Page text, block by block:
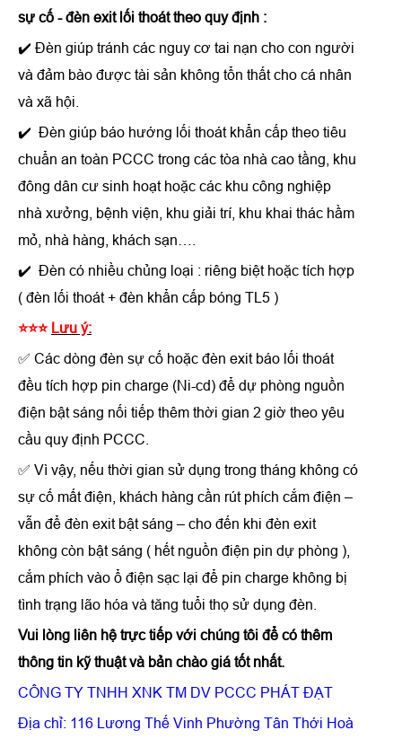
sự cố - đèn exit lối thoát theo quy định :
✔️ Đèn giúp tránh các nguy cơ tai nạn cho con người
và đảm bào được tài sản không tổn thất cho cá nhân
và xã hội.
✔️ Đèn giúp báo hướng lối thoát khẩn cấp theo tiêu
chuẩn an toàn PCCC trong các tòa nhà cao tầng, khu
đông dân cư sinh hoạt hoặc các khu công nghiệp
nhà xưởng, bệnh viện, khu giải trí, khu khai thác hầm
mỏ, nhà hàng, khách sạn….
✔️ Đèn có nhiều chủng loại : riêng biệt hoặc tích hợp
( đèn lối thoát + đèn khẩn cấp bóng TL5 )
⭐⭐⭐ Lưu ý:
✅ Các dòng đèn sự cố hoặc đèn exit báo lối thoát
đều tích hợp pin charge (Ni-cd) để dự phòng nguồn
điện bật sáng nối tiếp thêm thời gian 2 giờ theo yêu
cầu quy định PCCC.
✅ Vì vậy, nếu thời gian sử dụng trong tháng không có
sự cố mất điện, khách hàng cần rút phích cắm điện –
vẫn để đèn exit bật sáng – cho đến khi đèn exit
không còn bật sáng ( hết nguồn điện pin dự phòng ),
cắm phích vào ổ điện sạc lại để pin charge không bị
tình trạng lão hóa và tăng tuổi thọ sử dụng đèn.
Vui lòng liên hệ trực tiếp với chúng tôi để có thêm
thông tin kỹ thuật và bản chào giá tốt nhất.
CÔNG TY TNHH XNK TM DV PCCC PHÁT ĐẠT
Địa chỉ: 116 Lương Thế Vinh Phường Tân Thới Hoà